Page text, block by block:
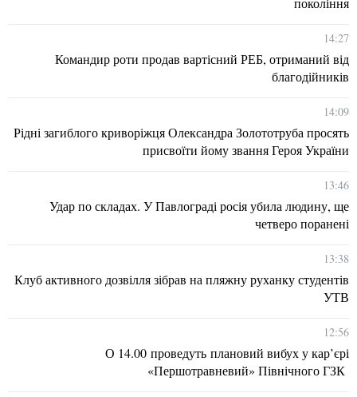
14:27
Командир роти продав вартісний РЕБ, отриманий від
благодійників
14:09
Рідні загиблого криворіжця Олександра Золототруба просять
присвоїти йому звання Героя України
13:46
Удар по складах. У Павлограді росія убила людину, ще
четверо поранені
13:38
Клуб активного дозвілля зібрав на пляжну руханку студентів
УТВ
12:56
О 14.00 проведуть плановий вибух у кар’єрі
«Першотравневий» Північного ГЗК